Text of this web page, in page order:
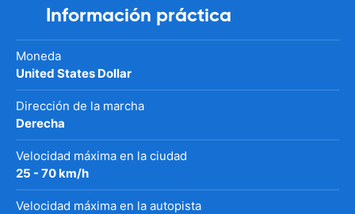
Información práctica
Moneda
United States Dollar
Dirección de la marcha
Derecha
Velocidad máxima en la ciudad
25 - 70 km/h
Velocidad máxima en la autopista